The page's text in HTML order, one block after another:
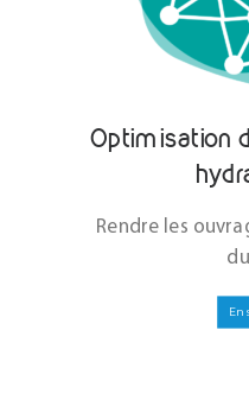
Optimisation
Rendre les
En